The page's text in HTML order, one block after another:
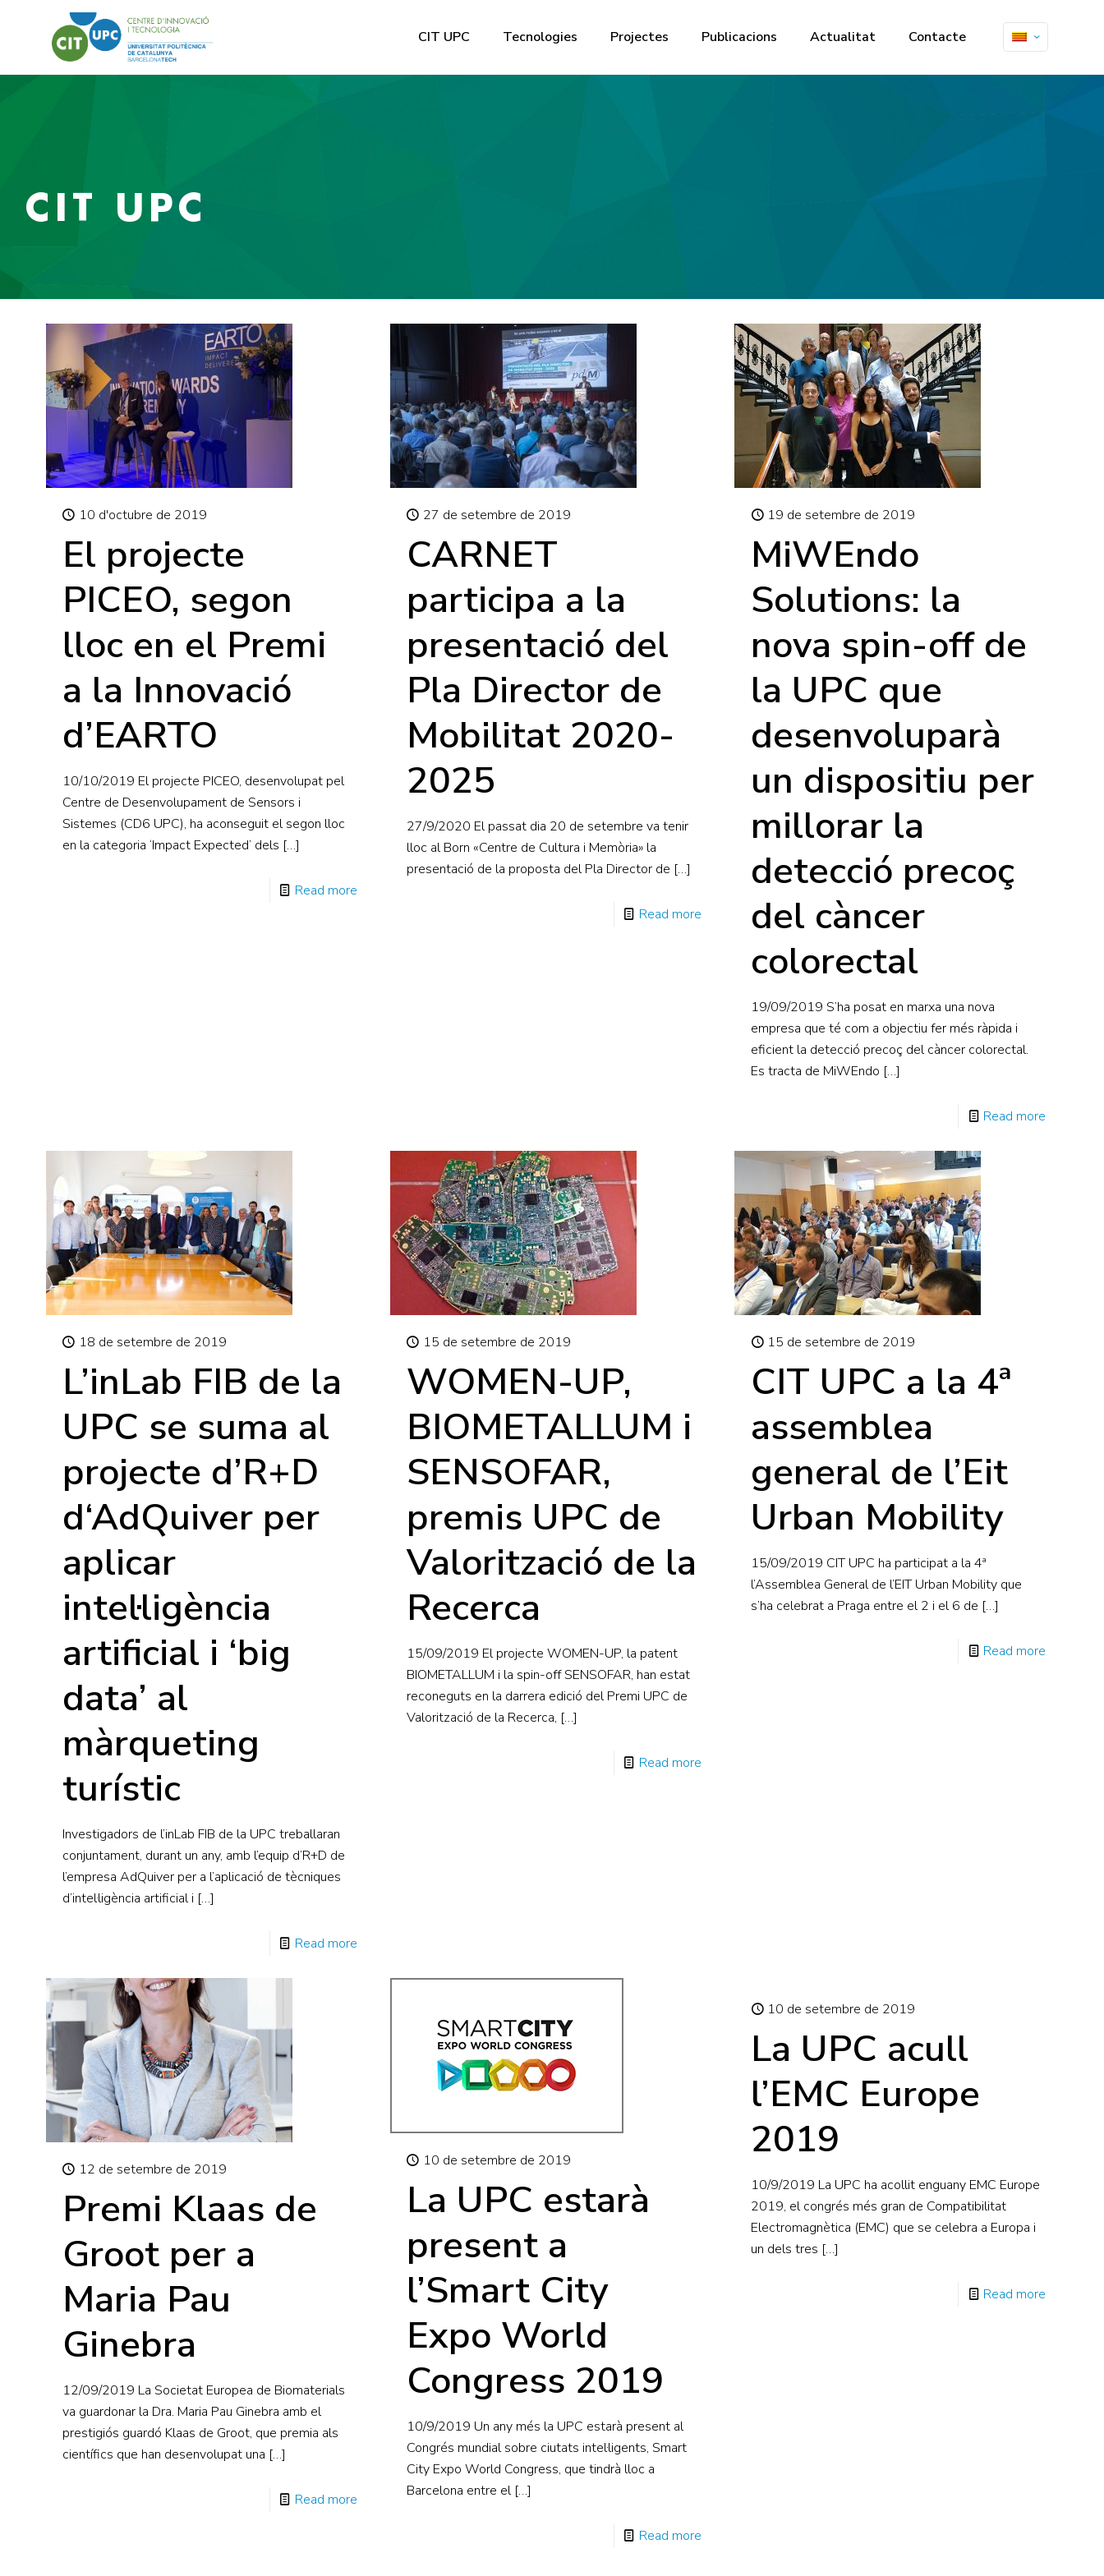
CIT UPC Tecnologies Projectes Publicacions Actualitat Contacte
CIT UPC
10 d'octubre de 2019
El projecte
PICEO, segon
lloc en el Premi
a la Innovació
d’EARTO
10/10/2019 El projecte PICEO, desenvolupat pel
Centre de Desenvolupament de Sensors i
Sistemes (CD6 UPC), ha aconseguit el segon lloc
en la categoria ‘Impact Expected’ dels […]
Read more
27 de setembre de 2019
CARNET
participa a la
presentació del
Pla Director de
Mobilitat 2020-
2025
27/9/2020 El passat dia 20 de setembre va tenir
lloc al Born «Centre de Cultura i Memòria» la
presentació de la proposta del Pla Director de […]
Read more
19 de setembre de 2019
MiWEndo
Solutions: la
nova spin-off de
la UPC que
desenvoluparà
un dispositiu per
millorar la
detecció precoç
del càncer
colorectal
19/09/2019 S’ha posat en marxa una nova
empresa que té com a objectiu fer més ràpida i
eficient la detecció precoç del càncer colorectal.
Es tracta de MiWEndo […]
Read more
18 de setembre de 2019
L’inLab FIB de la
UPC se suma al
projecte d’R+D
d‘AdQuiver per
aplicar
intel·ligència
artificial i ‘big
data’ al
màrqueting
turístic
Investigadors de l’inLab FIB de la UPC treballaran
conjuntament, durant un any, amb l’equip d’R+D de
l’empresa AdQuiver per a l’aplicació de tècniques
d’intel·ligència artificial i […]
Read more
15 de setembre de 2019
WOMEN-UP,
BIOMETALLUM i
SENSOFAR,
premis UPC de
Valorització de la
Recerca
15/09/2019 El projecte WOMEN-UP, la patent
BIOMETALLUM i la spin-off SENSOFAR, han estat
reconeguts en la darrera edició del Premi UPC de
Valorització de la Recerca, […]
Read more
15 de setembre de 2019
CIT UPC a la 4ª
assemblea
general de l’Eit
Urban Mobility
15/09/2019 CIT UPC ha participat a la 4ª
l’Assemblea General de l’EIT Urban Mobility que
s’ha celebrat a Praga entre el 2 i el 6 de […]
Read more
12 de setembre de 2019
Premi Klaas de
Groot per a
Maria Pau
Ginebra
12/09/2019 La Societat Europea de Biomaterials
va guardonar la Dra. Maria Pau Ginebra amb el
prestigiós guardó Klaas de Groot, que premia als
científics que han desenvolupat una […]
Read more
10 de setembre de 2019
La UPC estarà
present a
l’Smart City
Expo World
Congress 2019
10/9/2019 Un any més la UPC estarà present al
Congrés mundial sobre ciutats intel·ligents, Smart
City Expo World Congress, que tindrà lloc a
Barcelona entre el[…]
Read more
10 de setembre de 2019
La UPC acull
l’EMC Europe
2019
10/9/2019 La UPC ha acollit enguany EMC Europe
2019, el congrés més gran de Compatibilitat
Electromagnètica (EMC) que se celebra a Europa i
un dels tres […]
Read more